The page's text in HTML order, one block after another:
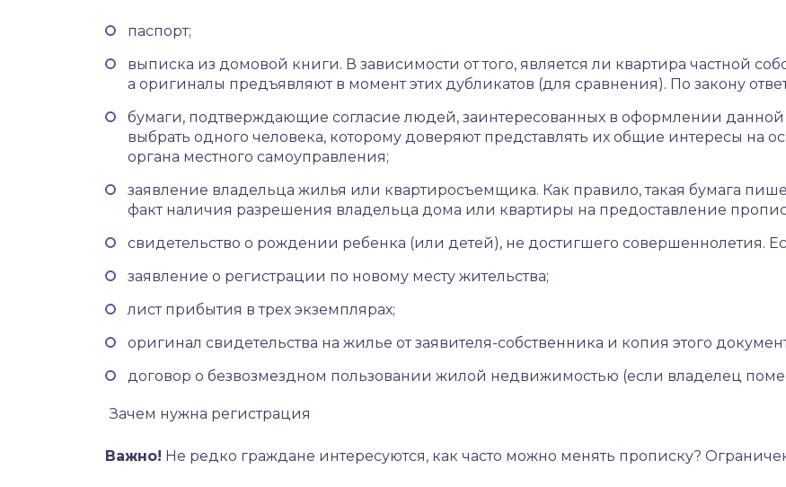
паспорт;
выписка из домовой книги. В зависимости от того, является ли квартира частной
а оригиналы предъявляют в момент этих дубликатов (для сравнения). По закону
бумаги, подтверждающие согласие людей, заинтересованных в оформлении
выбрать одного человека, которому доверяют представлять их общие интересы
органа местного самоуправления;
заявление владельца жилья или квартиросъемщика. Как правило, такая бумага
факт наличия разрешения владельца дома или квартиры на предоставление
свидетельство о рождении ребенка (или детей), не достигшего
заявление о регистрации по новому месту жительства;
лист прибытия в трех экземплярах;
оригинал свидетельства на жилье от заявителя-собственника и копия этого
договор о безвозмездном пользовании жилой недвижимостью (если владелец
Зачем нужна регистрация
Важно! Не редко граждане интересуются, как часто можно менять прописку?